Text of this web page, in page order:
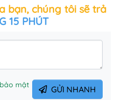
bạn, chúng tôi sẽ trả
15 PHÚT
mật
GỬI NHANH